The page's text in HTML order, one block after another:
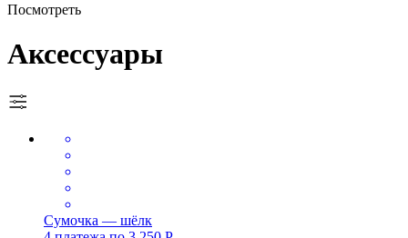
Посмотреть
Аксессуары
Сумочка — шёлк